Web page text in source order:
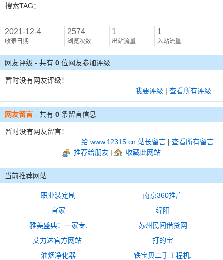
搜索TAG：
2021-12-4
收录日期:
2574
浏览次数:
1
出站流量:
1
入站流量:
网友评级 - 共有 0 位网友参加评级
暂时没有网友评级！
我要评级 | 查看所有评级
网友留言 - 共有 0 条留言信息
暂时没有网友留言！
给 www.12315.cn 站长留言 | 查看所有留言
推荐给朋友 | 收藏此网站
当前推荐网站
职业装定制
南京360推广
官家
绵阳
雅美盛典：一家专.
苏州民间借贷网
艾力达官方网站
打的宝
油烟净化器
铁宝贝二手工程机.